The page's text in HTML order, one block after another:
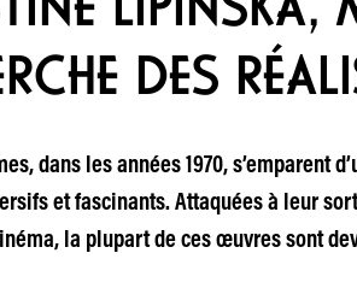
DES
dans les années 1970, s’emparent
et fascinants. Attaquées à leur
la plupart de ces œuvres sont